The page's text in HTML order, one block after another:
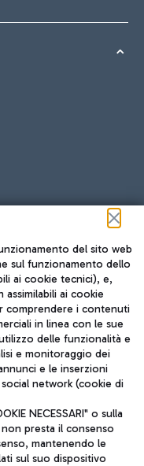
del sito web
sul funzionamento dello
ai cookie tecnici), e,
ai cookie
comprendere i contenuti
in linea con le sue
delle funzionalità e
e monitoraggio dei
e le inserzioni
network (cookie di
NECESSARI" o sulla
presta il consenso
mantenendo le
sul suo dispositivo